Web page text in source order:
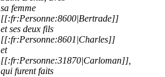
sa femme
[[:fr:Personne:8600|Bertrade]]
et ses deux fils
[[:fr:Personne:8601|Charles]]
et
[[:fr:Personne:31870|Carloman]],
qui furent faits